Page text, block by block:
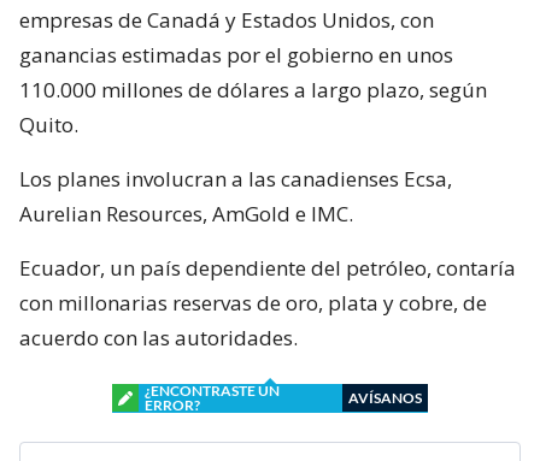
empresas de Canadá y Estados Unidos, con
ganancias estimadas por el gobierno en unos
110.000 millones de dólares a largo plazo, según
Quito.
Los planes involucran a las canadienses Ecsa,
Aurelian Resources, AmGold e IMC.
Ecuador, un país dependiente del petróleo, contaría
con millonarias reservas de oro, plata y cobre, de
acuerdo con las autoridades.
¿ENCONTRASTE UN
ERROR?
AVÍSANOS